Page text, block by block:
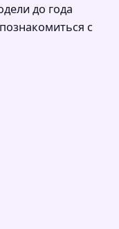
до года
с